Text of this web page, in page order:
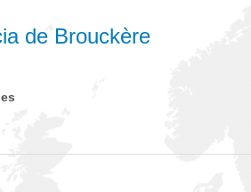
de Brouckère